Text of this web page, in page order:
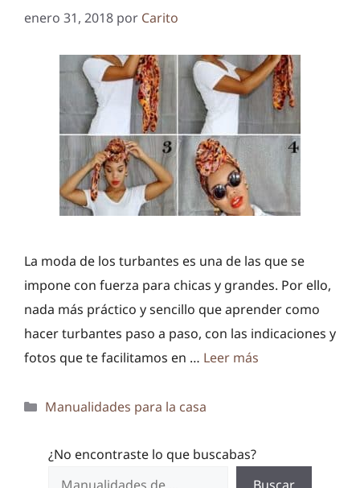
enero 31, 2018 por Carito
La moda de los turbantes es una de las que se
impone con fuerza para chicas y grandes. Por ello,
nada más práctico y sencillo que aprender como
hacer turbantes paso a paso, con las indicaciones y
fotos que te facilitamos en … Leer más
Categorías
Manualidades para la casa
¿No encontraste lo que buscabas?
Buscar